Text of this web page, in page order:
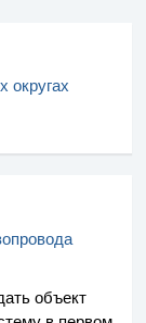
округах
объект